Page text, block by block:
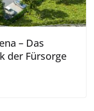
– Das
der Fürsorge